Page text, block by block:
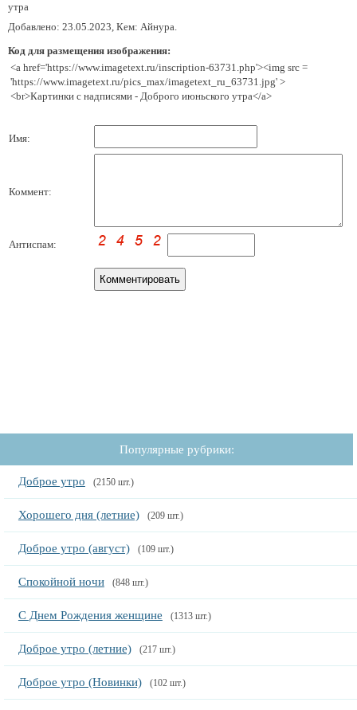
утра
Добавлено: 23.05.2023, Кем: Айнура.
Код для размещения изображения:
<a href='https://www.imagetext.ru/inscription-63731.php'><img src =
'https://www.imagetext.ru/pics_max/imagetext_ru_63731.jpg' >
<br>Картинки с надписями - Доброго июньского утра</a>
Имя:
Коммент:
Антиспам:
Популярные рубрики:
Доброе утро (2150 шт.)
Хорошего дня (летние) (209 шт.)
Доброе утро (август) (109 шт.)
Спокойной ночи (848 шт.)
С Днем Рождения женщине (1313 шт.)
Доброе утро (летние) (217 шт.)
Доброе утро (Новинки) (102 шт.)